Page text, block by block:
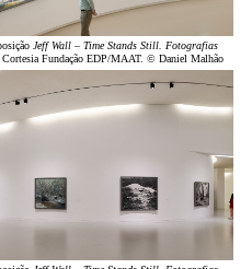
Jeff Wall – Time Stands Still. Fotografias
Fundação EDP/MAAT. © Daniel Malhão